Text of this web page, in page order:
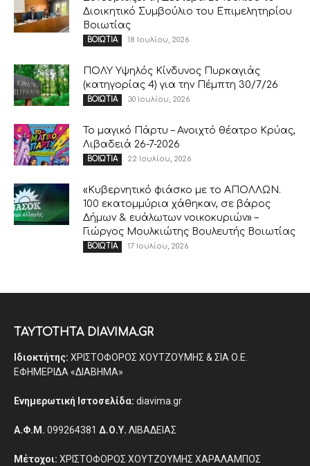
Διοικητικό Συμβούλιο του Επιμελητηρίου
Βοιωτίας
ΒΟΙΩΤΙΑ 18 Ιουλίου, 2026
ΠΟΛΥ Υψηλός Κίνδυνος Πυρκαγιάς
(κατηγορίας 4) για την Πέμπτη 30/7/26
ΒΟΙΩΤΙΑ 30 Ιουλίου, 2026
Το μαγικό Πάρτυ – Ανοιχτό θέατρο Κρύας,
Λιβαδειά 26-7-2026
ΒΟΙΩΤΙΑ 22 Ιουλίου, 2026
«Κυβερνητικό φιάσκο με το ΑΠΟΛΛΩΝ.
100 εκατομμύρια χάθηκαν, σε βάρος
Δήμων & ευάλωτων νοικοκυριών» –
Γιώργος Μουλκιώτης Βουλευτής Βοιωτίας
ΒΟΙΩΤΙΑ 17 Ιουλίου, 2026
ΤΑΥΤΟΤΗΤΑ DIAVIMA.GR
Ιδιοκτήτης: ΧΡΙΣΤΟΦΟΡΟΣ ΧΟΥΤΖΟΥΜΗΣ & ΣΙΑ Ο.Ε.
ΕΦΗΜΕΡΙΔΑ «ΔΙΑΒΗΜΑ»
Ενημερωτική Ιστοσελίδα: diavima.gr
Α.Φ.Μ. 099264381 Δ.Ο.Υ. ΛΙΒΑΔΕΙΑΣ
Μέτοχοι: ΧΡΙΣΤΟΦΟΡΟΣ ΧΟΥΤΖΟΥΜΗΣ ΧΑΡΑΛΑΜΠΟΣ